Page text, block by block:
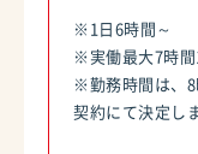
※1日6時間～
※実働最大7時
※勤務時間は、
契約にて決定し